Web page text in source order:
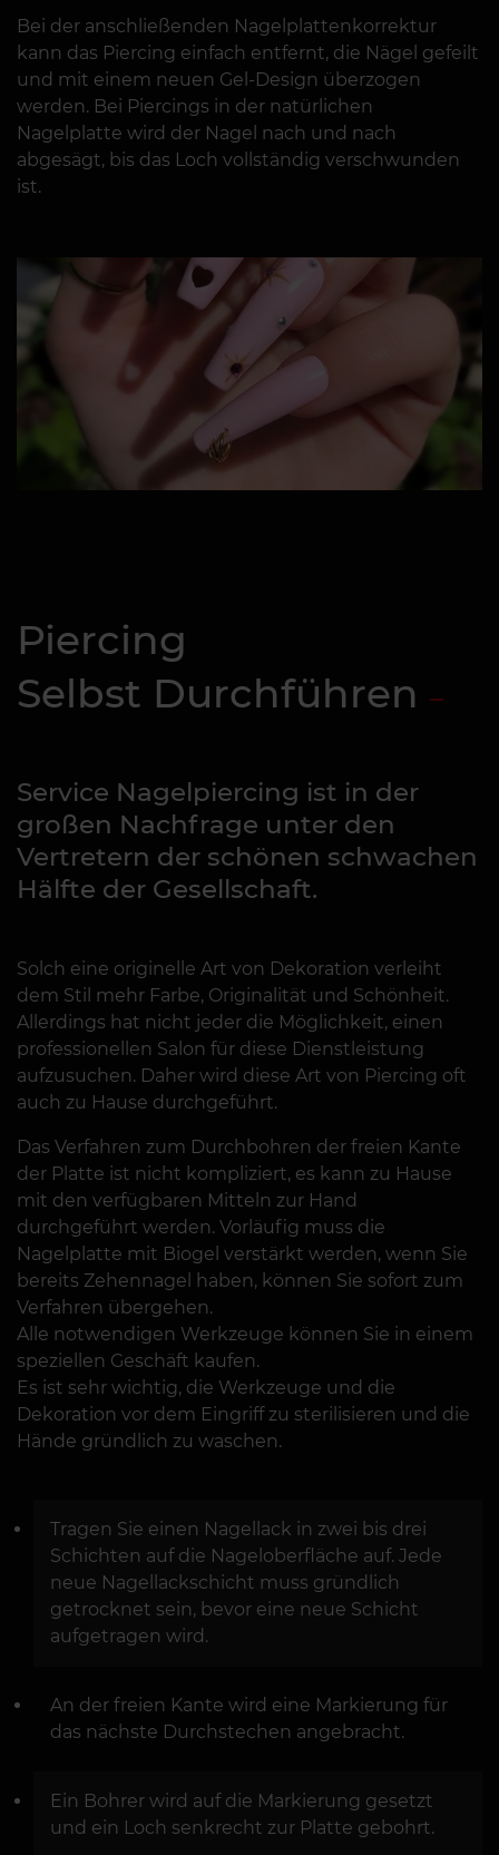
Bei der anschließenden Nagelplattenkorrektur
kann das Piercing einfach entfernt, die Nägel gefeilt
und mit einem neuen Gel-Design überzogen
werden. Bei Piercings in der natürlichen
Nagelplatte wird der Nagel nach und nach
abgesägt, bis das Loch vollständig verschwunden
ist.
Piercing
Selbst Durchführen
Service Nagelpiercing ist in der
großen Nachfrage unter den
Vertretern der schönen schwachen
Hälfte der Gesellschaft.
Solch eine originelle Art von Dekoration verleiht
dem Stil mehr Farbe, Originalität und Schönheit.
Allerdings hat nicht jeder die Möglichkeit, einen
professionellen Salon für diese Dienstleistung
aufzusuchen. Daher wird diese Art von Piercing oft
auch zu Hause durchgeführt.
Das Verfahren zum Durchbohren der freien Kante
der Platte ist nicht kompliziert, es kann zu Hause
mit den verfügbaren Mitteln zur Hand
durchgeführt werden. Vorläufig muss die
Nagelplatte mit Biogel verstärkt werden, wenn Sie
bereits Zehennagel haben, können Sie sofort zum
Verfahren übergehen.
Alle notwendigen Werkzeuge können Sie in einem
speziellen Geschäft kaufen.
Es ist sehr wichtig, die Werkzeuge und die
Dekoration vor dem Eingriff zu sterilisieren und die
Hände gründlich zu waschen.
Tragen Sie einen Nagellack in zwei bis drei
Schichten auf die Nageloberfläche auf. Jede
neue Nagellackschicht muss gründlich
getrocknet sein, bevor eine neue Schicht
aufgetragen wird.
An der freien Kante wird eine Markierung für
das nächste Durchstechen angebracht.
Ein Bohrer wird auf die Markierung gesetzt
und ein Loch senkrecht zur Platte gebohrt.